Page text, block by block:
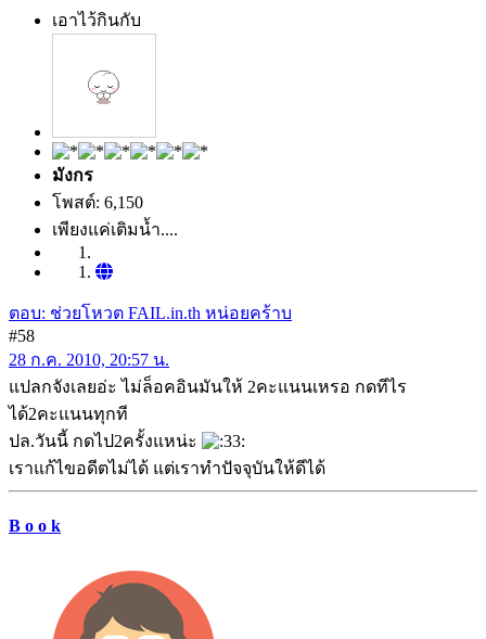
เอาไว้กินกับ
มังกร
โพสต์: 6,150
เพียงแค่เติมน้ำ....
ตอบ: ช่วยโหวต FAIL.in.th หน่อยคร้าบ
#58
28 ก.ค. 2010, 20:57 น.
แปลกจังเลยอ่ะ ไม่ล็อคอินมันให้ 2คะแนนเหรอ กดทีไร
ได้2คะแนนทุกที
ปล.วันนี้ กดไป2ครั้งแหน่ะ
เราแก้ไขอดีตไม่ได้ แต่เราทำปัจจุบันให้ดีได้
B o o k